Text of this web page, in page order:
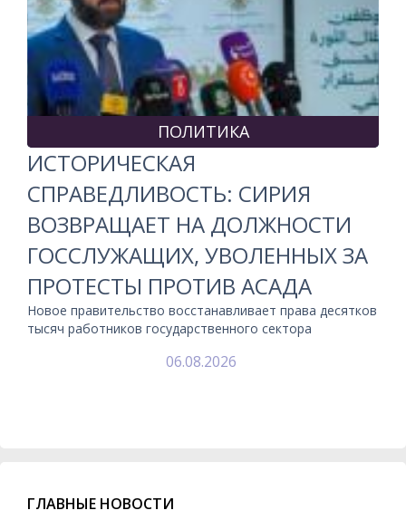
ПОЛИТИКА
ИСТОРИЧЕСКАЯ
СПРАВЕДЛИВОСТЬ: СИРИЯ
ВОЗВРАЩАЕТ НА ДОЛЖНОСТИ
ГОССЛУЖАЩИХ, УВОЛЕННЫХ ЗА
ПРОТЕСТЫ ПРОТИВ АСАДА
Новое правительство восстанавливает права десятков
тысяч работников государственного сектора
06.08.2026
ГЛАВНЫЕ НОВОСТИ